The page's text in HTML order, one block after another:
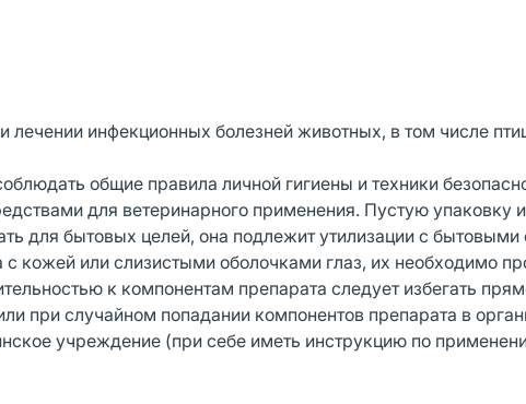
инфекционных болезней животных, в том числе
общие правила личной гигиены и техники
для ветеринарного применения. Пустую упаковку
для бытовых целей, она подлежит утилизации с бытовыми
с кожей или слизистыми оболочками глаз, их необходимо
к компонентам препарата следует избегать
при случайном попадании компонентов препарата в
учреждение (при себе иметь инструкцию по